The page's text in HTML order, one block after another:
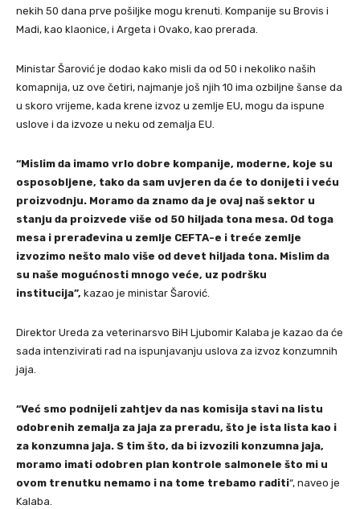
nekih 50 dana prve pošiljke mogu krenuti. Kompanije su Brovis i
Madi, kao klaonice, i Argeta i Ovako, kao prerada.
Ministar Šarović je dodao kako misli da od 50 i nekoliko naših
komapnija, uz ove četiri, najmanje još njih 10 ima ozbiljne šanse da
u skoro vrijeme, kada krene izvoz u zemlje EU, mogu da ispune
uslove i da izvoze u neku od zemalja EU.
“Mislim da imamo vrlo dobre kompanije, moderne, koje su
osposobljene, tako da sam uvjeren da će to donijeti i veću
proizvodnju. Moramo da znamo da je ovaj naš sektor u
stanju da proizvede više od 50 hiljada tona mesa. Od toga
mesa i prerađevina u zemlje CEFTA-e i treće zemlje
izvozimo nešto malo više od devet hiljada tona. Mislim da
su naše mogućnosti mnogo veće, uz podršku
institucija”, kazao je ministar Šarović.
Direktor Ureda za veterinarsvo BiH Ljubomir Kalaba je kazao da će
sada intenzivirati rad na ispunjavanju uslova za izvoz konzumnih
jaja.
“Već smo podnijeli zahtjev da nas komisija stavi na listu
odobrenih zemalja za jaja za preradu, što je ista lista kao i
za konzumna jaja. S tim što, da bi izvozili konzumna jaja,
moramo imati odobren plan kontrole salmonele što mi u
ovom trenutku nemamo i na tome trebamo raditi“, naveo je
Kalaba.